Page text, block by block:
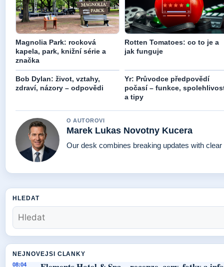
Magnolia Park: rocková
kapela, park, knižní série a
značka
Rotten Tomatoes: co to je a
jak funguje
Bob Dylan: život, vztahy,
zdraví, názory – odpovědi
Yr: Průvodce předpovědí
počasí – funkce,
a tipy
O AUTOROVI
Marek Lukas Novotny Kucera
Our desk combines breaking updates with
HLEDAT
NEJNOVEJSI CLANKY
08:04